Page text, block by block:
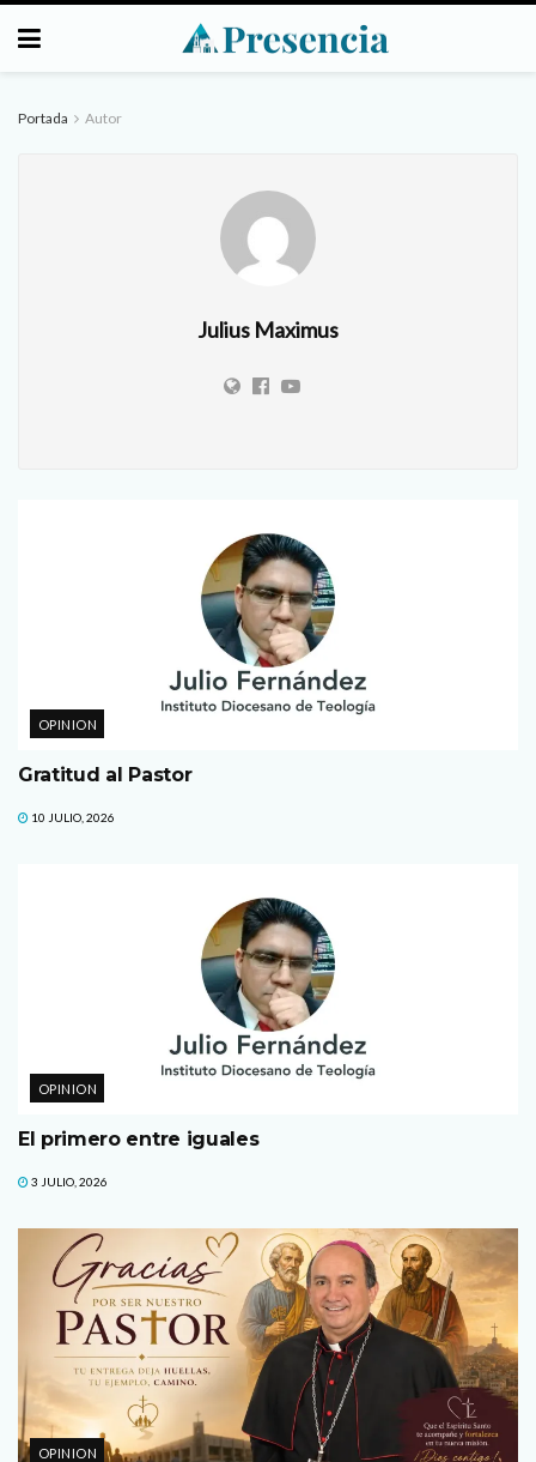
Portada Autor
Julius Maximus
OPINION
Gratitud al Pastor
10 JULIO, 2026
OPINION
El primero entre iguales
3 JULIO, 2026
OPINION